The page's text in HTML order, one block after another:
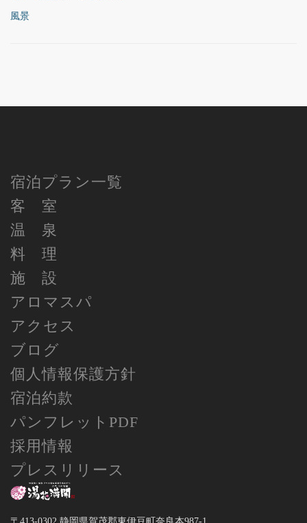
風景
宿泊プラン一覧
客 室
温 泉
料 理
施 設
アロマスパ
アクセス
ブログ
個人情報保護方針
宿泊約款
パンフレットPDF
採用情報
プレスリリース